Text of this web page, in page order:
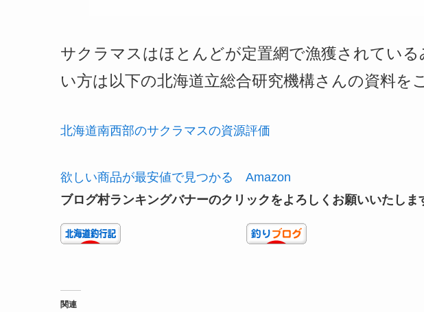
サクラマスはほとんどが定置網で漁獲されてい
い方は以下の北海道立総合研究機構さんの資料を
北海道南西部のサクラマスの資源評価
欲しい商品が最安値で見つかる Amazon
ブログ村ランキングバナーのクリックをよろしくお願いいたしま
関連